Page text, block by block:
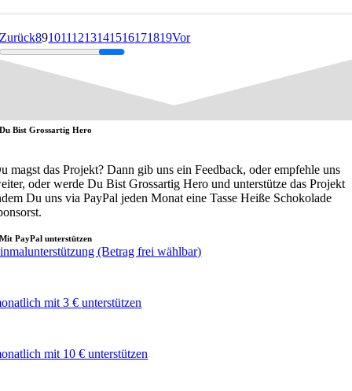
Zurück8910111213141516171819Vor
Du Bist Grossartig Hero
magst das Projekt? Dann gib uns ein Feedback, oder empfehle uns
oder werde Du Bist Grossartig Hero und unterstütze das Projekt
Du uns via PayPal jeden Monat eine Tasse Heiße Schokolade
Mit PayPal unterstützen
(Betrag frei wählbar)
mit 3 € unterstützen
mit 10 € unterstützen